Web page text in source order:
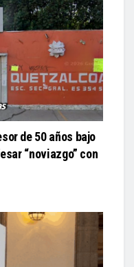
de 50 años bajo
“noviazgo” con